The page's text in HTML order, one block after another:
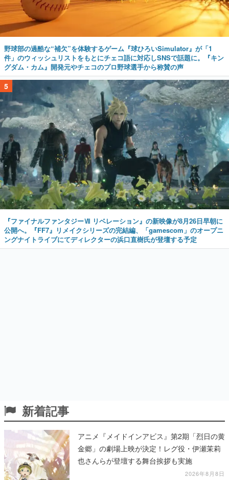
野球部の過酷な“補欠”を体験するゲーム『球ひろいSimulator』が「1
件」のウィッシュリストをもとにチェコ語に対応しSNSで話題に。『キン
グダム・カム』開発元やチェコのプロ野球選手から称賛の声
5
『ファイナルファンタジーⅦ リベレーション』の新映像が8月26日早朝に
公開へ。『FF7』リメイクシリーズの完結編、「gamescom」のオープニ
ングナイトライブにてディレクターの浜口直樹氏が登壇する予定
新着記事
アニメ『メイドインアビス』第2期「烈日の黄
金郷」の劇場上映が決定！レグ役・伊瀬茉莉
也さんらが登壇する舞台挨拶も実施
2026年8月8日